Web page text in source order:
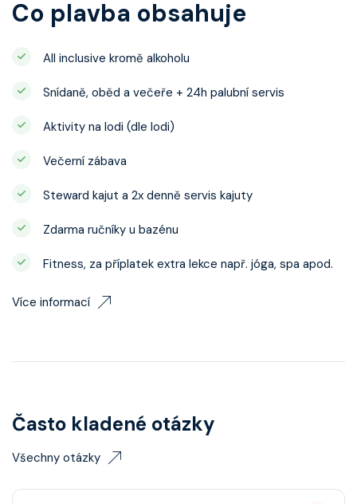
Co plavba obsahuje
All inclusive kromě alkoholu
Snídaně, oběd a večeře + 24h palubní servis
Aktivity na lodi (dle lodi)
Večerní zábava
Steward kajut a 2x denně servis kajuty
Zdarma ručníky u bazénu
Fitness, za příplatek extra lekce např. jóga, spa apod.
Více informací
Často kladené otázky
Všechny otázky